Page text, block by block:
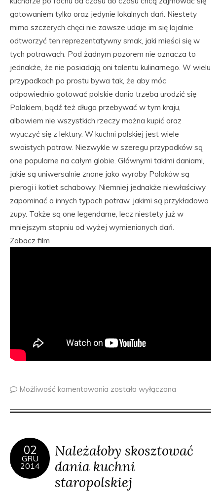
gotowaniem tylko oraz jedynie lokalnych dań. Niestety
mimo szczerych chęci nie zawsze udaje im się lojalnie
odtworzyć ten reprezentatywny smak, jaki mieści się w
tych potrawach. Pod żadnym pozorem nie oznacza to
jednakże, że nie posiadają oni talentu kulinarnego. W wielu
przypadkach po prostu bywa tak, że aby móc
odpowiednio gotować polskie dania trzeba urodzić się
Polakiem, bądź też długo przebywać w tym kraju,
albowiem nie wszystkich rzeczy można kupić oraz
wyuczyć się z lektury. W kuchni polskiej jest wiele
swoistych potraw. Niezwykle w szeregu przypadków są
one popularne na całym globie. Głównymi takimi daniami,
jakie są uniwersalnie znane jako wyroby Polaków są
pierogi i kotlet schabowy. Niemniej jednakże niewłaściwy
zapominać o innych typach potraw, jakimi są przykładowo
zupy. Także są one legendarne, lecz niestety już w
mniejszym stopniu od wyżej wymienionych dań.
Zobacz film
Możliwość komentowania została wyłączona
02
GRU
2014
Należałoby skosztować
dania kuchni
staropolskiej